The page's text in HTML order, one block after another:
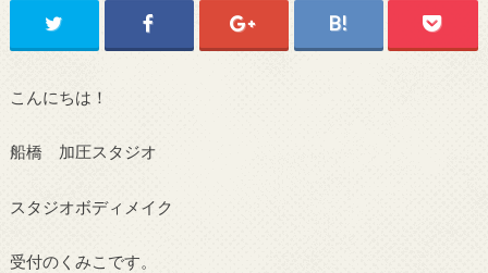
こんにちは！
船橋 加圧スタジオ
スタジオボディメイク
受付のくみこです。